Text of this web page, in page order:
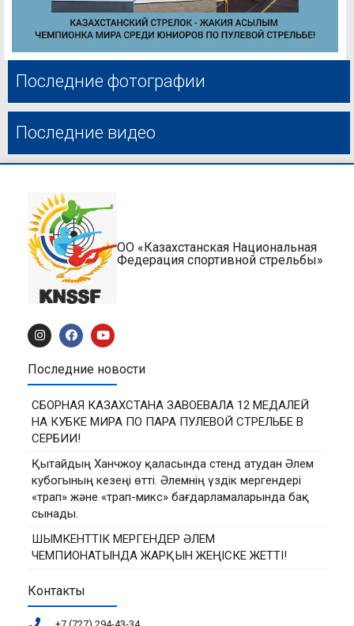
Последние фотографии
Последние видео
ОО «Казахстанская Национальная
Федерация спортивной стрельбы»
Последние новости
СБОРНАЯ КАЗАХСТАНА ЗАВОЕВАЛА 12 МЕДАЛЕЙ
НА КУБКЕ МИРА ПО ПАРА ПУЛЕВОЙ СТРЕЛЬБЕ В
СЕРБИИ!
Қытайдың Ханчжоу қаласында стенд атудан Әлем
кубогының кезеңі өтті. Әлемнің үздік мергендері
«трап» және «трап-микс» бағдарламаларында бақ
сынады.
ШЫМКЕНТТІК МЕРГЕНДЕР ӘЛЕМ
ЧЕМПИОНАТЫНДА ЖАРҚЫН ЖЕҢІСКЕ ЖЕТТІ!
Контакты